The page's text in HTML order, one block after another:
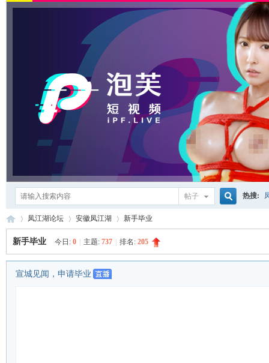
帖子 热搜:
»
凤江湖论坛
›
安徽凤江湖 新手毕业
新手毕业 今日: 0 主题: 737 排名: 205
宣城见闻，申请毕业